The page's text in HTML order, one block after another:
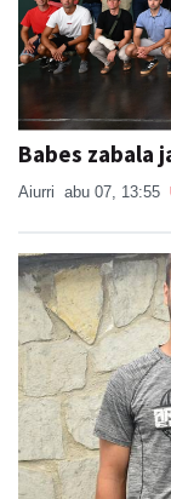
Babes zabala
Aiurri abu 07, 13:55